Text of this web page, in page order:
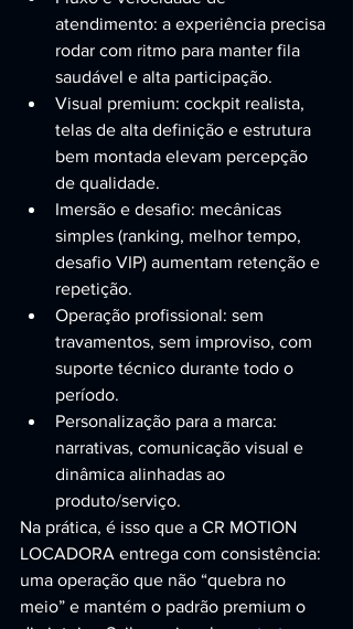
atendimento: a experiência precisa
rodar com ritmo para manter fila
saudável e alta participação.
Visual premium: cockpit realista,
telas de alta definição e estrutura
bem montada elevam percepção
de qualidade.
Imersão e desafio: mecânicas
simples (ranking, melhor tempo,
desafio VIP) aumentam retenção e
repetição.
Operação profissional: sem
travamentos, sem improviso, com
suporte técnico durante todo o
período.
Personalização para a marca:
narrativas, comunicação visual e
dinâmica alinhadas ao
produto/serviço.
Na prática, é isso que a CR MOTION
LOCADORA entrega com consistência:
uma operação que não “quebra no
meio” e mantém o padrão premium o